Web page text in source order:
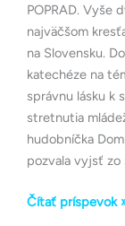
POPRAD. Vyše
najväčšom
na Slovensku.
katechéze na
správnu lásku k
stretnutia
hudobníčka
pozvala vyjsť zo
Čítať príspevok